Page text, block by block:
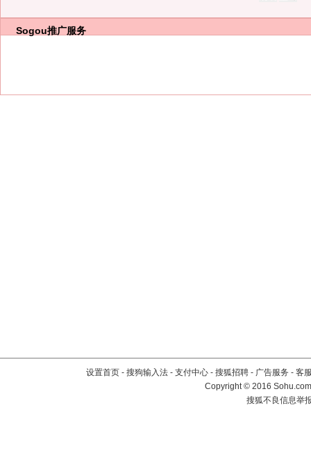
Sogou推广服务
设置首页 - 搜狗输入法 - 支付中心 - 搜狐招聘 - 广告服务 - 客
Copyright©2016
搜狐不良信息举